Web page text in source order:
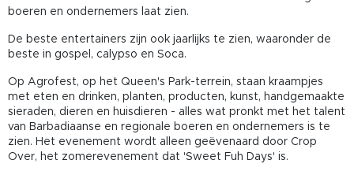
boeren en ondernemers laat zien.
De beste entertainers zijn ook jaarlijks te zien, waaronder de
beste in gospel, calypso en Soca.
Op Agrofest, op het Queen's Park-terrein, staan kraampjes
met eten en drinken, planten, producten, kunst, handgemaakte
sieraden, dieren en huisdieren - alles wat pronkt met het talent
van Barbadiaanse en regionale boeren en ondernemers is te
zien. Het evenement wordt alleen geëvenaard door Crop
Over, het zomerevenement dat 'Sweet Fuh Days' is.